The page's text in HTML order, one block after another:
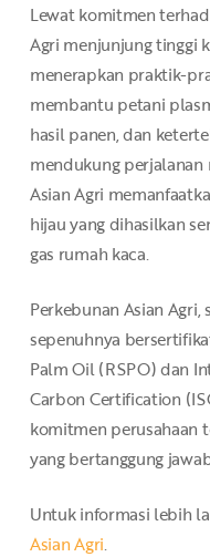
Lewat komitmen
Agri menjunjung tinggi
menerapkan praktik-
membantu petani
hasil panen, dan
mendukung perjalanan
Asian Agri
hijau yang dihasilkan
gas rumah kaca.
Perkebunan Asian
sepenuhnya
Palm Oil (RSPO) dan
Carbon Certification
komitmen perusahaan
yang bertanggung
Untuk informasi lebih
Asian Agri.